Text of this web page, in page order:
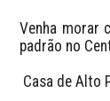
Venha morar
padrão no